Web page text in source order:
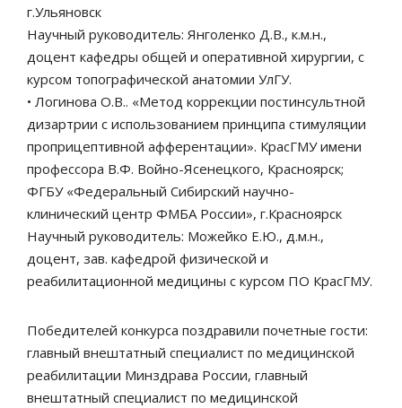
г.Ульяновск
Научный руководитель: Янголенко Д.В., к.м.н.,
доцент кафедры общей и оперативной хирургии, с
курсом топографической анатомии УлГУ.
• Логинова О.В.. «Метод коррекции постинсультной
дизартрии с использованием принципа стимуляции
проприцептивной афферентации». КрасГМУ имени
профессора В.Ф. Войно-Ясенецкого, Красноярск;
ФГБУ «Федеральный Сибирский научно-
клинический центр ФМБА России», г.Красноярск
Научный руководитель: Можейко Е.Ю., д.м.н.,
доцент, зав. кафедрой физической и
реабилитационной медицины с курсом ПО КрасГМУ.
Победителей конкурса поздравили почетные гости:
главный внештатный специалист по медицинской
реабилитации Минздрава России, главный
внештатный специалист по медицинской